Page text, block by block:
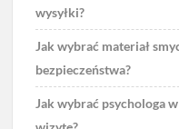
wysyłki?
Jak wybrać materiał
bezpieczeństwa?
Jak wybrać psychologa